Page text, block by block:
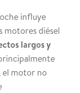
influye
motores diésel
largos y
el motor no